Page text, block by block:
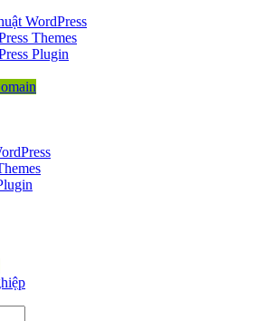
WordPress
Themes
Plugin